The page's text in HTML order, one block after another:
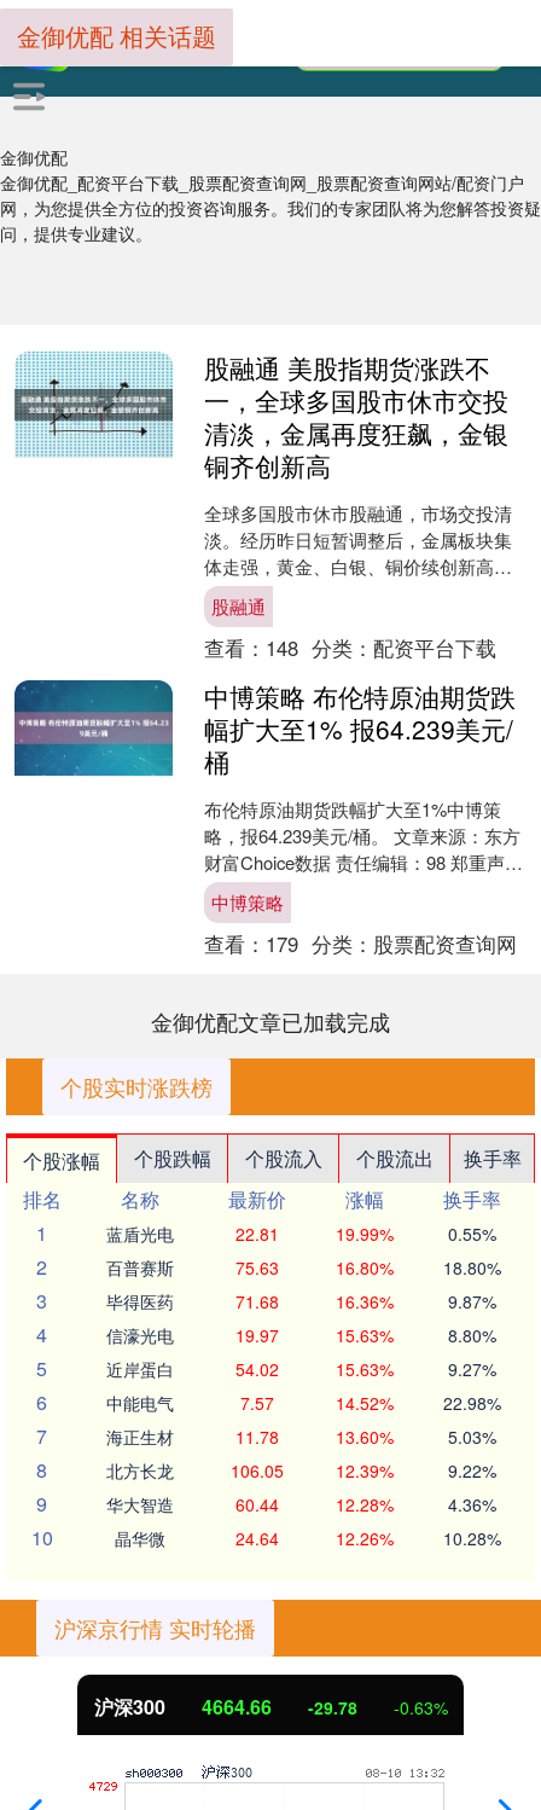
金御优配
金御优配_配资平台下载_股票配资查询网_股票配资查询网站/配资门户
网，为您提供全方位的投资咨询服务。我们的专家团队将为您解答投资疑
问，提供专业建议。
金御优配 相关话题
股融通 美股指期货涨跌不
一，全球多国股市休市交投
清淡，金属再度狂飙，金银
铜齐创新高
全球多国股市休市股融通，市场交投清
淡。经历昨日短暂调整后，金属板块集
体走强，黄金、白银、铜价续创新高，
铂金与钯金也同步上扬。 12月26日，美
股指期货涨跌不一，....
股融通
查看： 148 分类： 配资平台下载
中博策略 布伦特原油期货跌
幅扩大至1% 报64.239美元/
桶
布伦特原油期货跌幅扩大至1%中博策
略，报64.239美元/桶。 文章来源：东方
财富Choice数据 责任编辑：98 郑重声
明：东方财富发布此内容旨在传播更多
信息....
中博策略
查看： 179 分类： 股票配资查询网
金御优配文章已加载完成
个股实时涨跌榜
个股涨幅 个股跌幅 个股流入 个股流出
换手率
排名
名称 最新价 涨幅
换手率
1
蓝盾光电 22.81 19.99% 0.55%
2 百普赛斯 75.63 16.80% 18.80%
3 毕得医药 71.68 16.36% 9.87%
4 信濠光电 19.97 15.63% 8.80%
5 近岸蛋白 54.02 15.63% 9.27%
6 中能电气 7.57 14.52% 22.98%
7 海正生材 11.78 13.60% 5.03%
8 北方长龙 106.05 12.39% 9.22%
9 华大智造 60.44 12.28% 4.36%
10 晶华微 24.64 12.26% 10.28%
沪深京行情 实时轮播
沪深300 4664.66 -29.78 -0.63%